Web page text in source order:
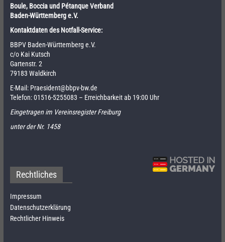
Boule, Boccia und Pétanque Verband
Baden-Württemberg e.V.
Kontaktdaten des Notfall-Service:
BBPV Baden-Württemberg e.V.
c/o Kai Kutsch
Gartenstr. 2
79183 Waldkirch
E-Mail: Praesident@bbpv-bw.de
Telefon:01516-5255083 – Erreichbarkeit ab 19:00 Uhr
Eingetragen im Vereinsregister Freiburg
unter der Nr. 1458
Rechtliches
Impressum
Datenschutzerklärung
Rechtlicher Hinweis